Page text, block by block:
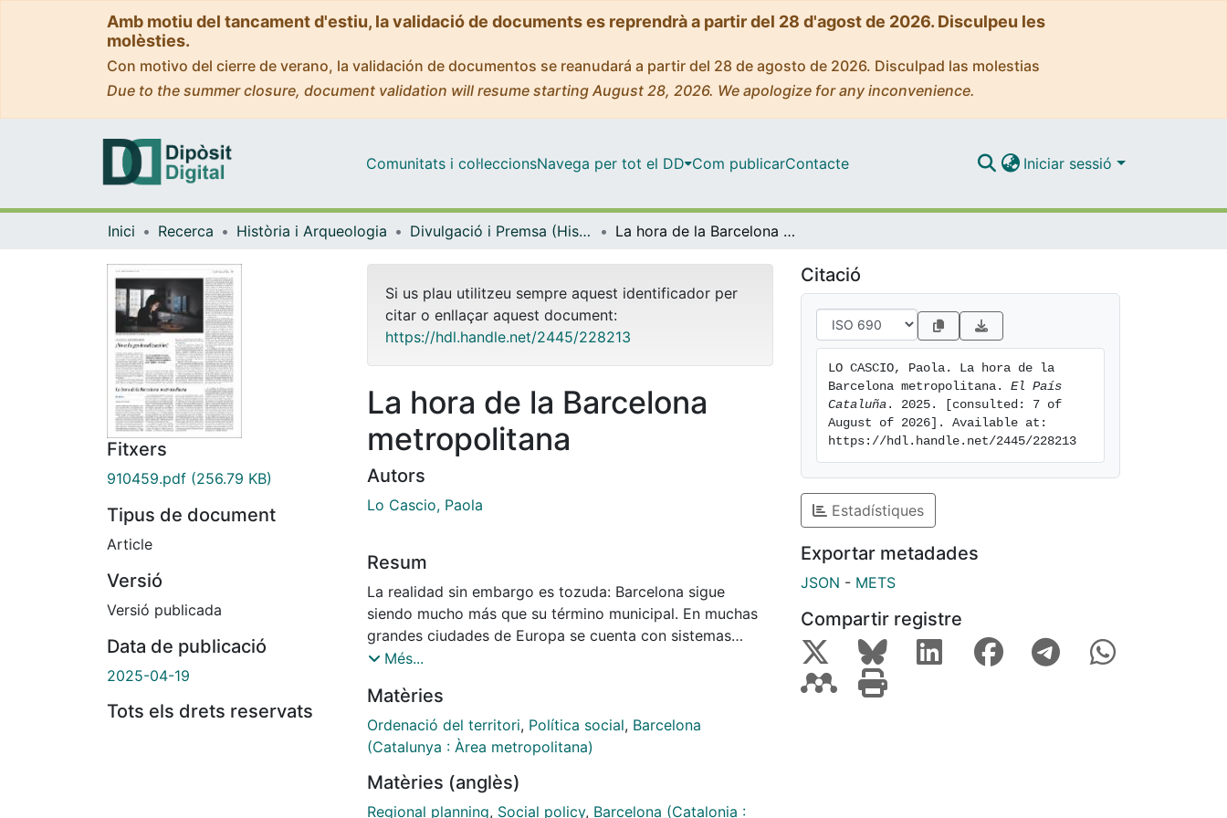
Amb motiu del tancament d'estiu, la validació de documents es reprendrà a partir del 28 d'agost de 2026. Disculpeu les
molèsties.
Con motivo del cierre de verano, la validación de documentos se reanudará a partir del 28 de agosto de 2026. Disculpad las molestias
Due to the summer closure, document validation will resume starting August 28, 2026. We apologize for any inconvenience.
Comunitats i col·leccionsNavega per tot el DD Com publicarContacte Iniciar sessió
Inici Recerca Història i Arqueologia Divulgació i Premsa (Història i Arqueologia) La hora de la Barcelona metropolitana
Fitxers
910459.pdf (256.79 KB)
Tipus de document
Article
Versió
Versió publicada
Data de publicació
2025-04-19
Tots els drets reservats
Si us plau utilitzeu sempre aquest identificador per
citar o enllaçar aquest document:
https://hdl.handle.net/2445/228213
La hora de la Barcelona
metropolitana
Autors
Lo Cascio, Paola
Resum
La realidad sin embargo es tozuda: Barcelona sigue
siendo mucho más que su término municipal. En muchas
grandes ciudades de Europa se cuenta con sistemas
completos de gobernanza
Més...
Matèries
Ordenació del territori, Política social, Barcelona
(Catalunya : Àrea metropolitana)
Matèries (anglès)
Regional planning, Social policy, Barcelona (Catalonia :
Citació
LO CASCIO, Paola. La hora de la
Barcelona metropolitana. El País
Cataluña . 2025. [consulted: 7 of
August of 2026]. Available at:
https://hdl.handle.net/2445/228213
Estadístiques
Exportar metadades
JSON - METS
Compartir registre